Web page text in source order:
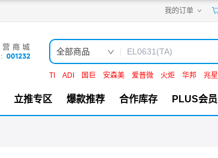
我的订单
嘉立创PCB
嘉立创FA
嘉立创EDA
机电工坊
全部商品
TI ADI 国巨 安森美 爱普微 火炬 华邦 兆星
立推专区 爆款推荐 合作库存 PLUS会员